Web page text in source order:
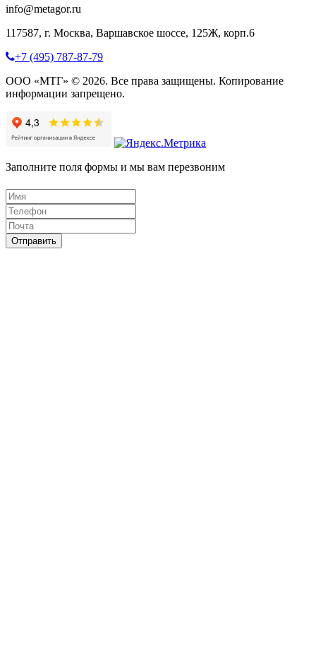
info@metagor.ru
117587, г. Москва, Варшавское шоссе, 125Ж, корп.6
+7 (495) 787-87-79
ООО «МТГ» © 2026. Все права защищены. Копирование
информации запрещено.
Заполните поля формы и мы вам перезвоним
Отправить